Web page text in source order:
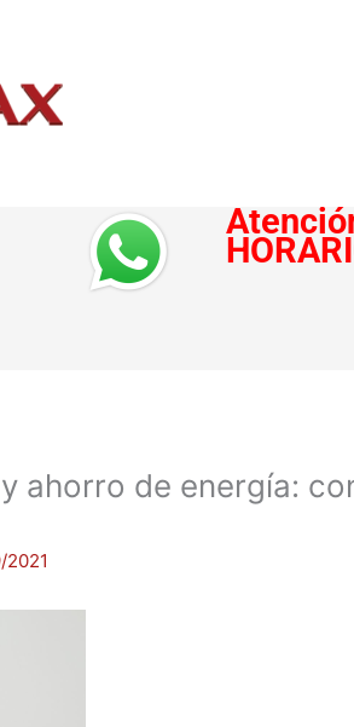
ahorro de energía:
2021